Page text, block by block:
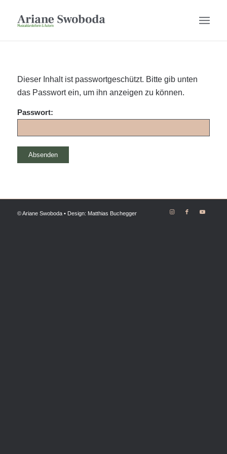
Dieser Inhalt ist passwortgeschützt. Bitte gib unten
das Passwort ein, um ihn anzeigen zu können.
Passwort:
© Ariane Swoboda • Design: Matthias Buchegger